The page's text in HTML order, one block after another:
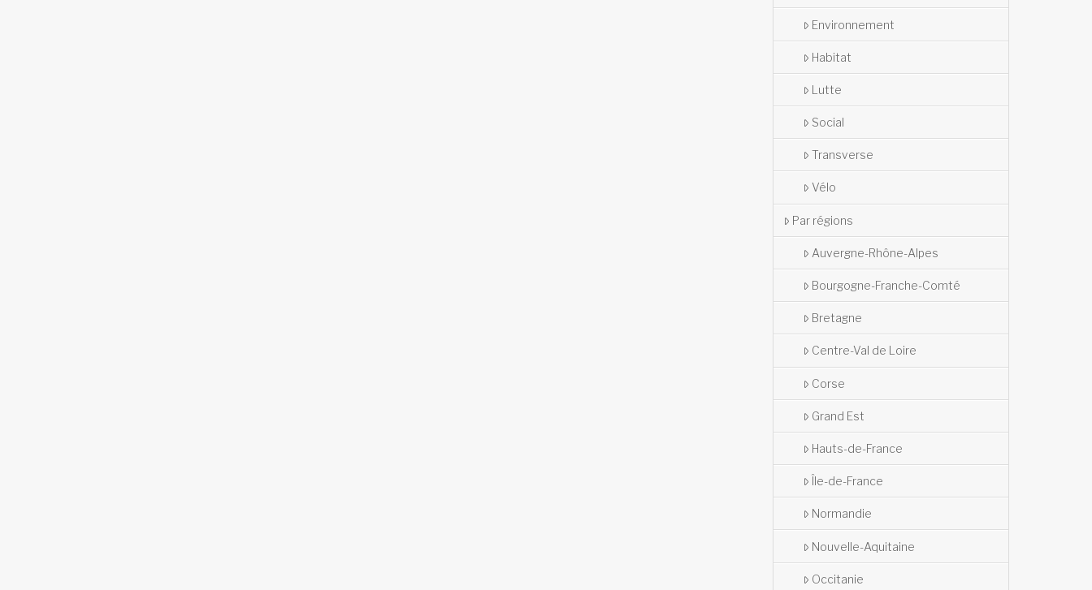
Environnement
Habitat
Lutte
Social
Transverse
Vélo
Par régions
Auvergne-Rhône-Alpes
Bourgogne-Franche-Comté
Bretagne
Centre-Val de Loire
Corse
Grand Est
Hauts-de-France
Île-de-France
Normandie
Nouvelle-Aquitaine
Occitanie